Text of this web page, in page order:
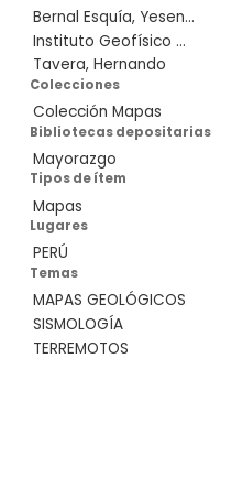
Bernal Esquía, Yesen...
Instituto Geofísico ...
Tavera, Hernando
Colecciones
Colección Mapas
Bibliotecas depositarias
Mayorazgo
Tipos de ítem
Mapas
Lugares
PERÚ
Temas
MAPAS GEOLÓGICOS
SISMOLOGÍA
TERREMOTOS